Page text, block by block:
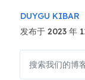
DUYGU KIBAR
发布于 2023 年